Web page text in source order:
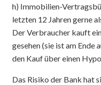
h) Immobilien-
letzten 12 Jahren gerne
Der Verbraucher kauft
gesehen (sie ist am
den Kauf über einen
Das Risiko der Bank hat